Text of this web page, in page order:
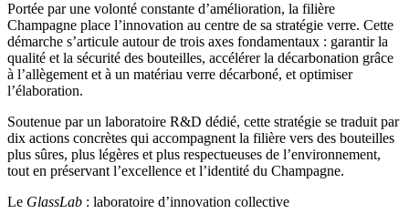
Portée par une volonté constante d’amélioration, la filière
Champagne place l’innovation au centre de sa stratégie verre. Cette
démarche s’articule autour de trois axes fondamentaux : garantir la
qualité et la sécurité des bouteilles, accélérer la décarbonation grâce
à l’allègement et à un matériau verre décarboné, et optimiser
l’élaboration.
Soutenue par un laboratoire R&D dédié, cette stratégie se traduit par
dix actions concrètes qui accompagnent la filière vers des bouteilles
plus sûres, plus légères et plus respectueuses de l’environnement,
tout en préservant l’excellence et l’identité du Champagne.
Le GlassLab : laboratoire d’innovation collective